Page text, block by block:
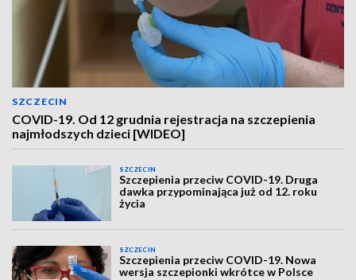
SZCZECIN
COVID-19. Od 12 grudnia rejestracja na szczepienia
najmłodszych dzieci [WIDEO]
SZCZECIN
Szczepienia przeciw COVID-19. Druga
dawka przypominająca już od 12. roku
życia
SZCZECIN
Szczepienia przeciw COVID-19. Nowa
wersja szczepionki wkrótce w Polsce